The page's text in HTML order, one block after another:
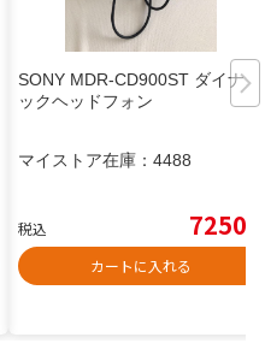
SONY MDR-CD900ST ダイナミ
ックヘッドフォン
マイストア在庫： 4488
税込 7250
カートに入れる